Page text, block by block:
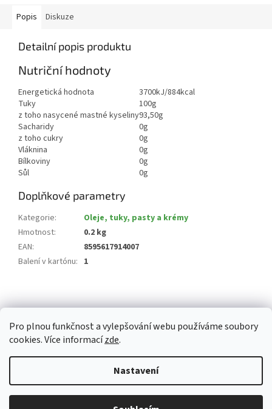
Pro plnou funkčnost a vylepšování webu používáme soubory
cookies. Více informacízde.
Nastavení
Popis Diskuze
Detailní popis produktu
Nutriční hodnoty
Energetická hodnota
3700kJ/884kcal
Tuky
100g
z toho nasycené mastné kyseliny93,50g
Sacharidy
0g
z toho cukry
0g
Vláknina
0g
Bílkoviny
0g
Sůl
0g
Doplňkové parametry
Kategorie:
Oleje, tuky, pasty a krémy
Hmotnost:
0.2 kg
EAN:
8595617914007
Balení v kartónu: 1
á
Copyright 2026Whitemarket.cz. Všechna práva vyhrazena.Upravit